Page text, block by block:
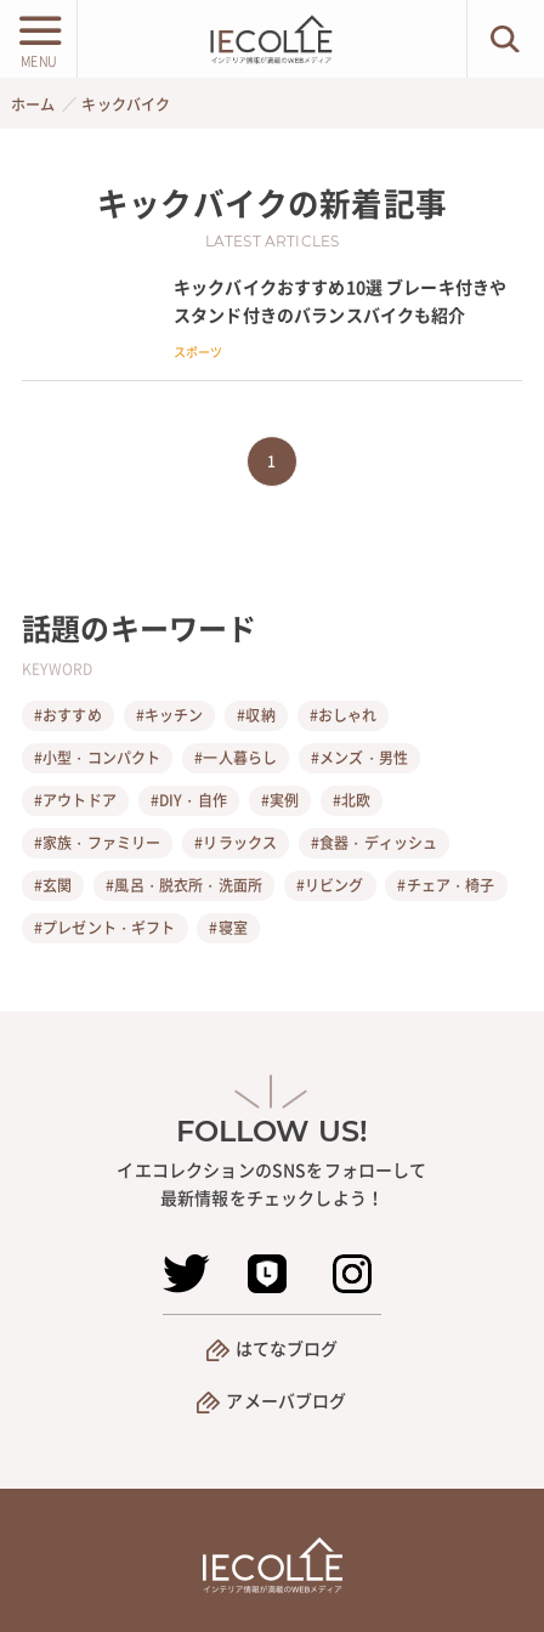
MENU
ホーム キックバイク
キックバイクの新着記事
LATEST ARTICLES
キックバイクおすすめ10選 ブレーキ付きや
スタンド付きのバランスバイクも紹介
スポーツ
1
話題のキーワード
KEYWORD
#おすすめ #キッチン #収納
#おしゃれ
#小型・コンパクト
#一人暮らし
#メンズ・男性
#アウトドア
#DIY・自作 #実例
#北欧
#家族・ファミリー
#リラックス
#食器・ディッシュ
#玄関
#風呂・脱衣所・洗面所 #リビング
#チェア・椅子
#プレゼント・ギフト
#寝室
FOLLOW US!
イエコレクションのSNSをフォローして
最新情報をチェックしよう！
はてなブログ
アメーバブログ